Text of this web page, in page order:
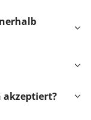
akzeptiert?